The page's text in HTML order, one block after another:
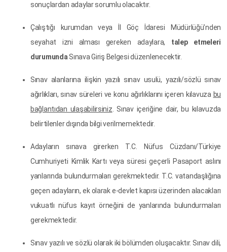
sonuçlardan adaylar sorumlu olacaktır.
Çalıştığı kurumdan veya İl Göç İdaresi Müdürlüğü’nden
seyahat izni alması gereken adaylara, talep etmeleri
durumunda Sınava Giriş Belgesi düzenlenecektir.
Sınav alanlarına ilişkin yazılı sınav usulü, yazılı/sözlü sınav
ağırlıkları, sınav süreleri ve konu ağırlıklarını içeren kılavuza bu
bağlantıdan ulaşabilirsiniz . Sınav içeriğine dair, bu kılavuzda
belirtilenler dışında bilgi verilmemektedir.
Adayların sınava girerken T.C. Nüfus Cüzdanı/Türkiye
Cumhuriyeti Kimlik Kartı veya süresi geçerli Pasaport aslını
yanlarında bulundurmaları gerekmektedir. T.C. vatandaşlığına
geçen adayların, ek olarak e-devlet kapısı üzerinden alacakları
vukuatlı nüfus kayıt örneğini de yanlarında bulundurmaları
gerekmektedir.
Sınav yazılı ve sözlü olarak iki bölümden oluşacaktır. Sınav dili,